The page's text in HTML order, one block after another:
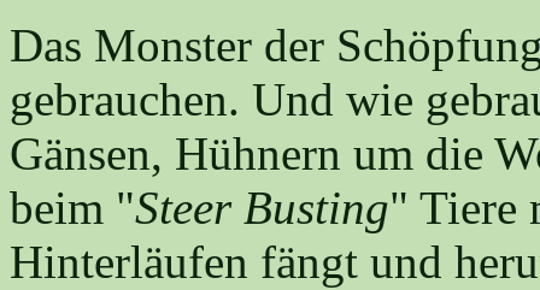
Das Monster der
gebrauchen. Und wie
Gänsen, Hühnern um die
beim "Steer Busting" Tiere
Hinterläufen fängt und